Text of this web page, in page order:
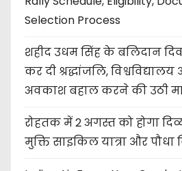
Selection Process
शहीद उधम सिंह के बलिदान
कर दी श्रद्धांजलि,
अवकाश बहाल करने की उठी
रोहतक में 2 अगस्त को होगा
मुक्ति साइकिल यात्रा और पौधा